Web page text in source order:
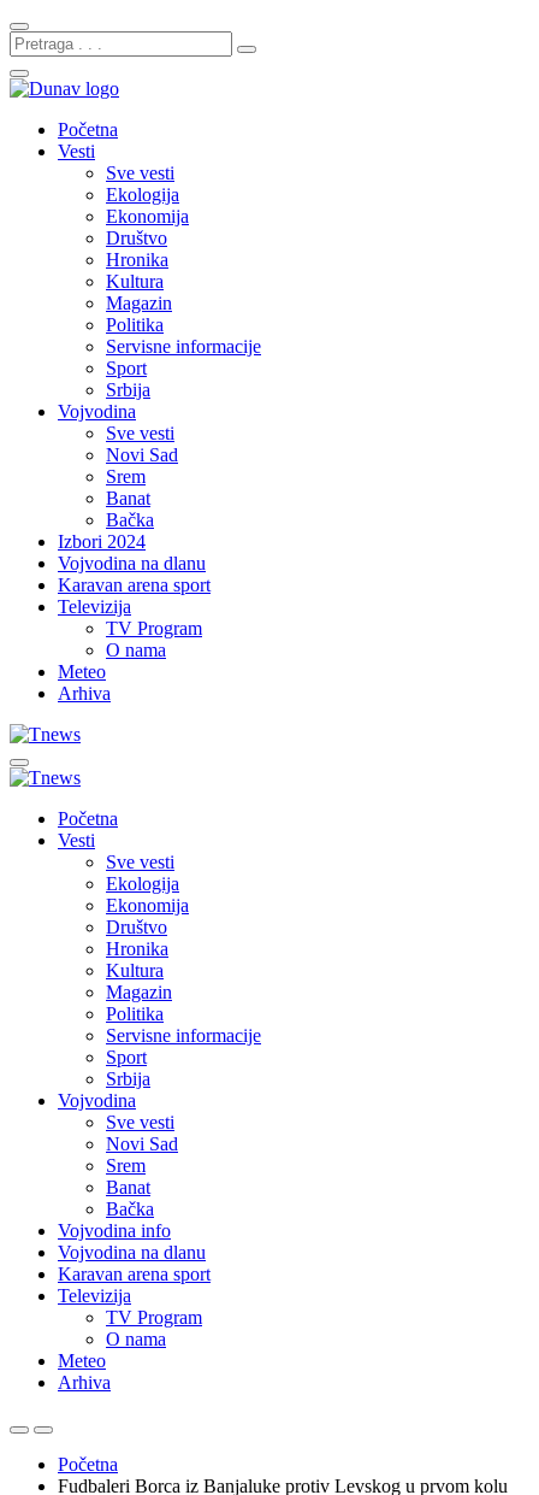
Početna
Vesti
Sve vesti
Ekologija
Ekonomija
Društvo
Hronika
Kultura
Magazin
Politika
Servisne informacije
Sport
Srbija
Vojvodina
Sve vesti
Novi Sad
Srem
Banat
Bačka
Izbori 2024
Vojvodina na dlanu
Karavan arena sport
Televizija
TV Program
O nama
Meteo
Arhiva
Početna
Vesti
Sve vesti
Ekologija
Ekonomija
Društvo
Hronika
Kultura
Magazin
Politika
Servisne informacije
Sport
Srbija
Vojvodina
Sve vesti
Novi Sad
Srem
Banat
Bačka
Vojvodina info
Vojvodina na dlanu
Karavan arena sport
Televizija
TV Program
O nama
Meteo
Arhiva
Početna
Fudbaleri Borca iz Banjaluke protiv Levskog u prvom kolu